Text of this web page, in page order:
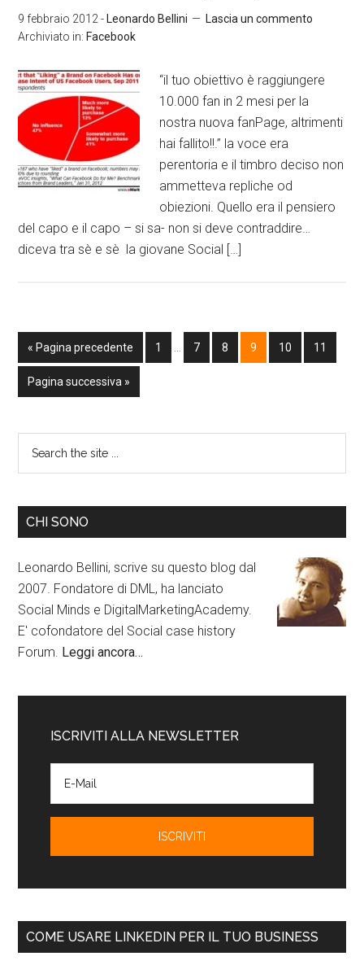
9 febbraio 2012 - Leonardo Bellini
Lascia un commento
Archiviato in: Facebook
“il tuo obiettivo è raggiungere
10.000 fan in 2 mesi per la
nostra nuova fanPage, altrimenti
hai fallito!!.” la voce era
perentoria e il timbro deciso non
ammetteva repliche od
obiezioni. Quello era il pensiero
del capo e il capo – si sa- non si deve contraddire…
diceva tra sè e sè la giovane Social […]
« Pagina precedente 1 7 8 9 10 11
Pagina successiva »
CHI SONO
Leonardo Bellini, scrive su questo blog dal
2007. Fondatore di DML, ha lanciato
Social Minds e DigitalMarketingAcademy.
E' cofondatore del Social case history
Forum. Leggi ancora…
ISCRIVITI ALLA NEWSLETTER
COME USARE LINKEDIN PER IL TUO BUSINESS